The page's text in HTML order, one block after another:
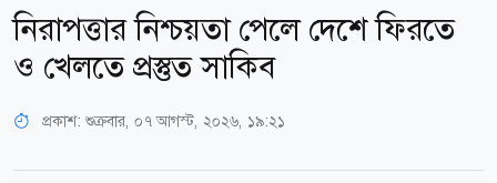
নিরাপত্তার নিশ্চয়তা পেলে দেশে ফিরতে
ও খেলতে প্রস্তুত সাকিব
প্রকাশ: শুক্রবার, ০৭ আগস্ট, ২০২৬, ১৯:২১